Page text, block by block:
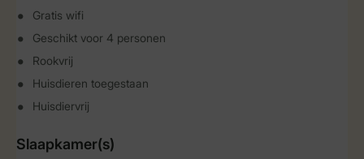
Gratis wifi
Geschikt voor 4 personen
Rookvrij
Huisdieren toegestaan
Huisdiervrij
Slaapkamer(s)